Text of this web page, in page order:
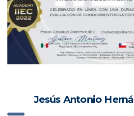
Jesús Antonio